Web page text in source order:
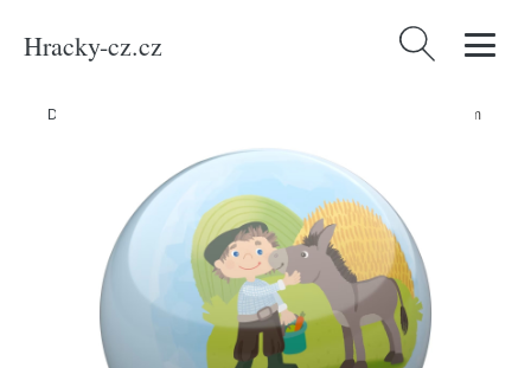
Hracky-cz.cz Vyhledávání
Domů Dětský míč - Farma, 14 cm